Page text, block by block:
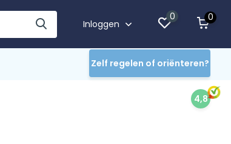
Inloggen
0 0
Zelf regelen of oriënteren?
4,8